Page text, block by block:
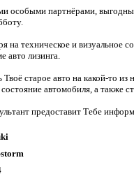
особыми партнёрами,
на техническое и визуальное
авто лизинга.
старое авто на какой-то
автомобиля, а также
предоставит Тебе